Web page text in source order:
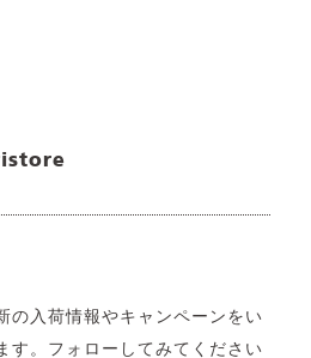
の入荷情報やキャンペーンをい
す。フォローしてみてください